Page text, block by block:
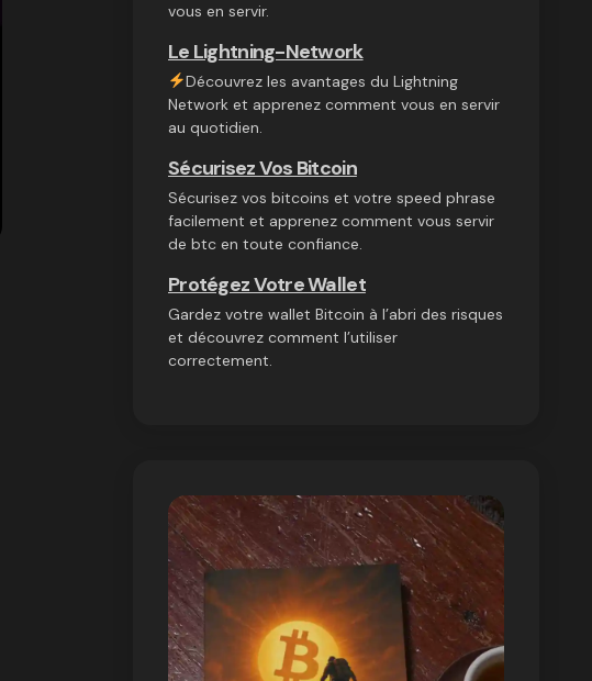
vous en servir.
Le Lightning-Network
Découvrez les avantages du Lightning
Network et apprenez comment vous en servir
au quotidien.
Sécurisez Vos Bitcoin
Sécurisez vos bitcoins et votre speed phrase
facilement et apprenez comment vous servir
de btc en toute confiance.
Protégez Votre Wallet
Gardez votre wallet Bitcoin à l’abri des risques
et découvrez comment l’utiliser
correctement.